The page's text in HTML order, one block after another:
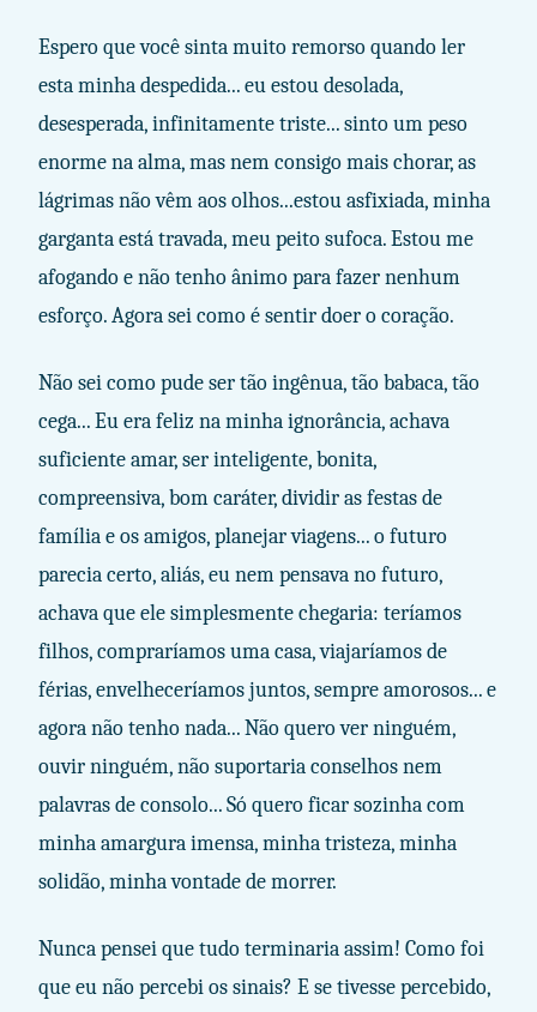
Espero que você sinta muito remorso quando ler
esta minha despedida... eu estou desolada,
desesperada, infinitamente triste... sinto um peso
enorme na alma, mas nem consigo mais chorar, as
lágrimas não vêm aos olhos...estou asfixiada, minha
garganta está travada, meu peito sufoca. Estou me
afogando e não tenho ânimo para fazer nenhum
esforço. Agora sei como é sentir doer o coração.
Não sei como pude ser tão ingênua, tão babaca, tão
cega... Eu era feliz na minha ignorância, achava
suficiente amar, ser inteligente, bonita,
compreensiva, bom caráter, dividir as festas de
família e os amigos, planejar viagens... o futuro
parecia certo, aliás, eu nem pensava no futuro,
achava que ele simplesmente chegaria: teríamos
filhos, compraríamos uma casa, viajaríamos de
férias, envelheceríamos juntos, sempre amorosos... e
agora não tenho nada... Não quero ver ninguém,
ouvir ninguém, não suportaria conselhos nem
palavras de consolo... Só quero ficar sozinha com
minha amargura imensa, minha tristeza, minha
solidão, minha vontade de morrer.
Nunca pensei que tudo terminaria assim! Como foi
que eu não percebi os sinais? E se tivesse percebido,